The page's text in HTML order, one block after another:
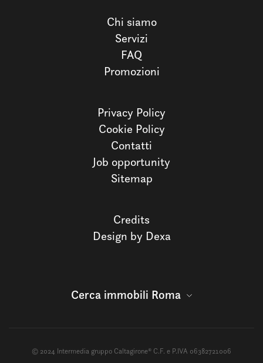
Chi siamo
Servizi
FAQ
Promozioni
Privacy Policy
Cookie Policy
Contatti
Job opportunity
Sitemap
Credits
Design by Dexa
Cerca immobili Roma
© 2024 Intermedia gruppo Caltagirone® C.F. e P.IVA 06382721006